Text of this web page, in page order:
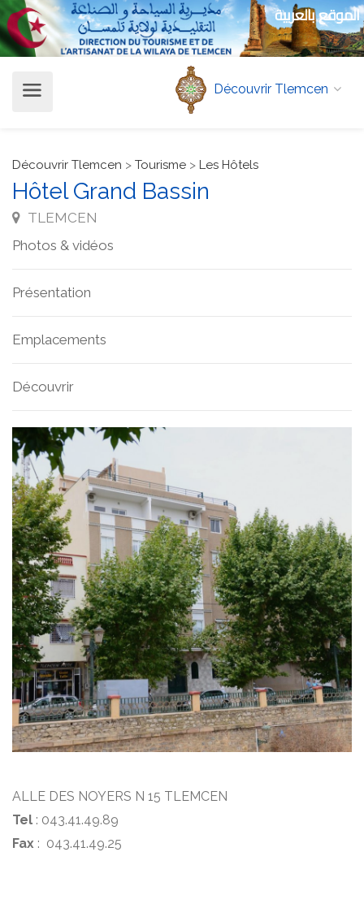
الموقع بالعربية
Découvrir Tlemcen
Découvrir Tlemcen > Tourisme > Les Hôtels
Hôtel Grand Bassin
TLEMCEN
Photos & vidéos
Présentation
Emplacements
Découvrir
ALLE DES NOYERS N 15 TLEMCEN
Tel : 043.41.49.89
Fax : 043.41.49.25